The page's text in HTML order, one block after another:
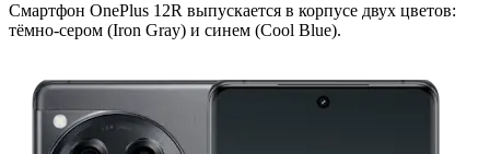
Смартфон OnePlus 12R выпускается в корпусе двух цветов:
тёмно-сером (Iron Gray) и синем (Cool Blue).